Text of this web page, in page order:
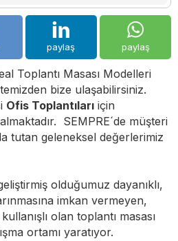
paylaş paylaş
Toplantı Masası Modelleri
bize ulaşabilirsiniz.
Ofis Toplantıları için
SEMPRE´de müşteri
tutan geleneksel değerlerimiz
olduğumuz dayanıklı,
imkan vermeyen,
olan toplantı masası
ortamı yaratıyor.